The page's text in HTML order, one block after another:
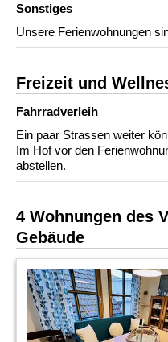
Sonstiges
Unsere Ferienwohnungen
Freizeit und
Fahrradverleih
Ein paar Strassen weiter
Im Hof vor den
abstellen.
4 Wohnungen des
Gebäude